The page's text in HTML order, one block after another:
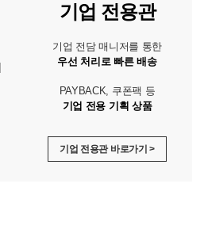
기업 전용관
기업 전담 매니저를 통한
우선 처리로 빠른 배송
PAYBACK, 쿠폰팩 등
기업 전용 기획 상품
기업 전용관 바로가기 >